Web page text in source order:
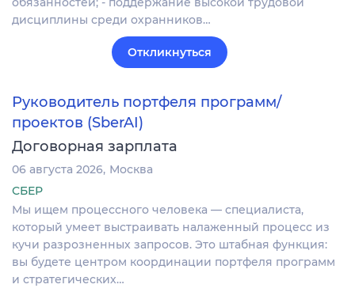
дисциплины среди охранников…
Откликнуться
Руководитель портфеля программ/
проектов (SberAI)
Договорная зарплата
06 августа 2026 Москва
СБЕР
Мы ищем процессного человека — специалиста,
который умеет выстраивать налаженный процесс из
кучи разрозненных запросов. Это штабная функция:
вы будете центром координации портфеля программ
и стратегических…